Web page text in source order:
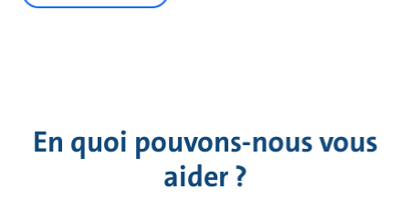
En quoi pouvons-nous vous
aider ?